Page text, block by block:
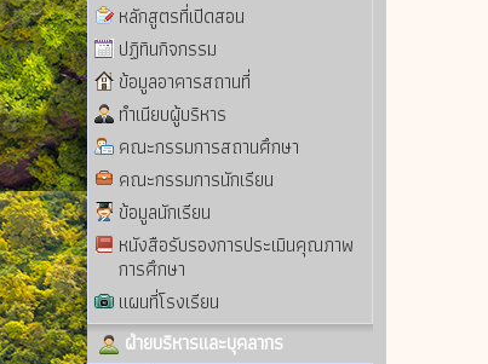
หลักสูตรที่เปิดสอน
ปฏิทินกิจกรรม
ข้อมูลอาคารสถานที่
ทำเนียบผู้บริหาร
คณะกรรมการสถานศึกษา
คณะกรรมการนักเรียน
ข้อมูลนักเรียน
หนังสือรับรองการประเมินคุณภาพ
การศึกษา
แผนที่โรงเรียน
ฝ่ายบริหารและบุคลากร